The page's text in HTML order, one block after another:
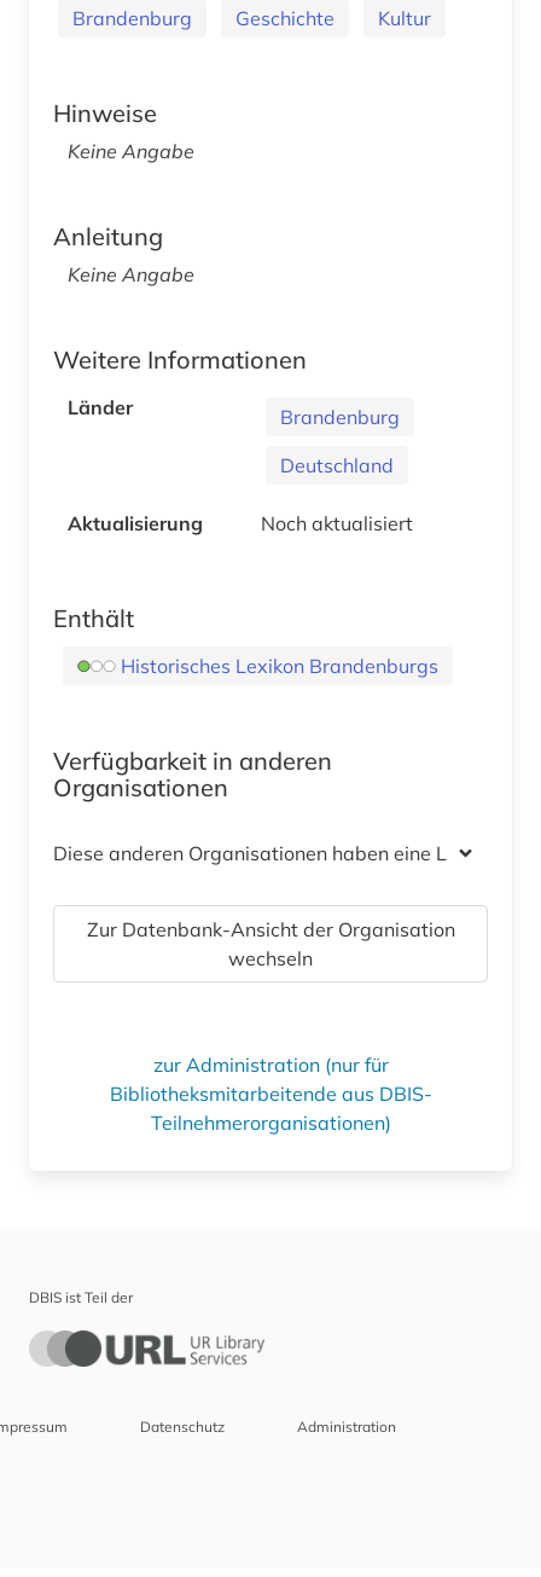
Brandenburg Geschichte Kultur
Hinweise
Keine Angabe
Anleitung
Keine Angabe
Weitere Informationen
Länder
Brandenburg
Deutschland
Aktualisierung Noch aktualisiert
Enthält
Historisches Lexikon Brandenburgs
Verfügbarkeit in anderen
Organisationen
Diese anderen Organisationen haben eine Lizenz
Zur Datenbank-Ansicht der Organisation
wechseln
zur Administration (nur für
Bibliotheksmitarbeitende aus DBIS-
Teilnehmerorganisationen)
DBIS ist Teil der
Datenschutz Administration